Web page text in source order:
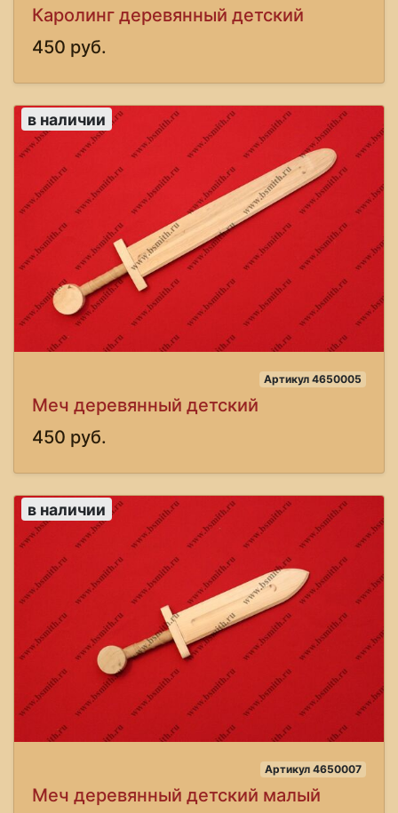
Каролинг деревянный детский
450 руб.
в наличии
Артикул 4650005
Меч деревянный детский
450 руб.
в наличии
Артикул 4650007
Меч деревянный детский малый